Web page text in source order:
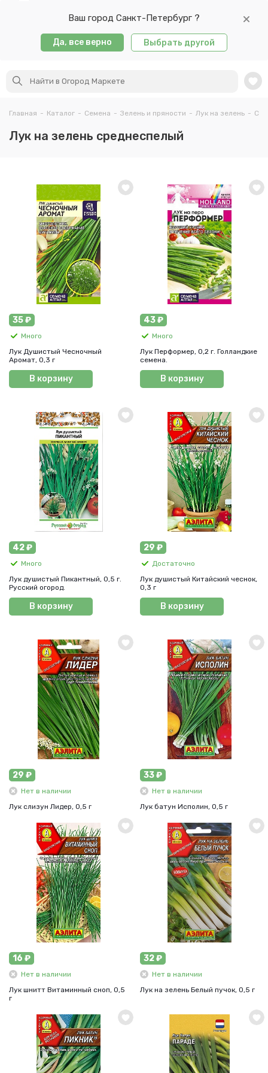
Ваш город Санкт-Петербург ?
Да, все верно Выбрать другой
Главная - Каталог - Семена - Зелень и пряности - Лук на зелень -
Лук на зелень среднеспелый
35 ₽
Много
Лук Душистый Чесночный
Аромат, 0,3 г
В корзину
43 ₽
Много
Лук Перформер, 0,2 г. Голландкие
семена.
В корзину
42 ₽
Много
Лук душистый Пикантный, 0,5 г.
Русский огород.
В корзину
29 ₽
Достаточно
Лук душистый Китайский чеснок,
0,3 г
В корзину
29 ₽
Нет в наличии
Лук слизун Лидер, 0,5 г
33 ₽
Нет в наличии
Лук батун Исполин, 0,5 г
16 ₽
Нет в наличии
Лук шнитт Витаминный сноп, 0,5
г
32 ₽
Нет в наличии
Лук на зелень Белый пучок, 0,5 г